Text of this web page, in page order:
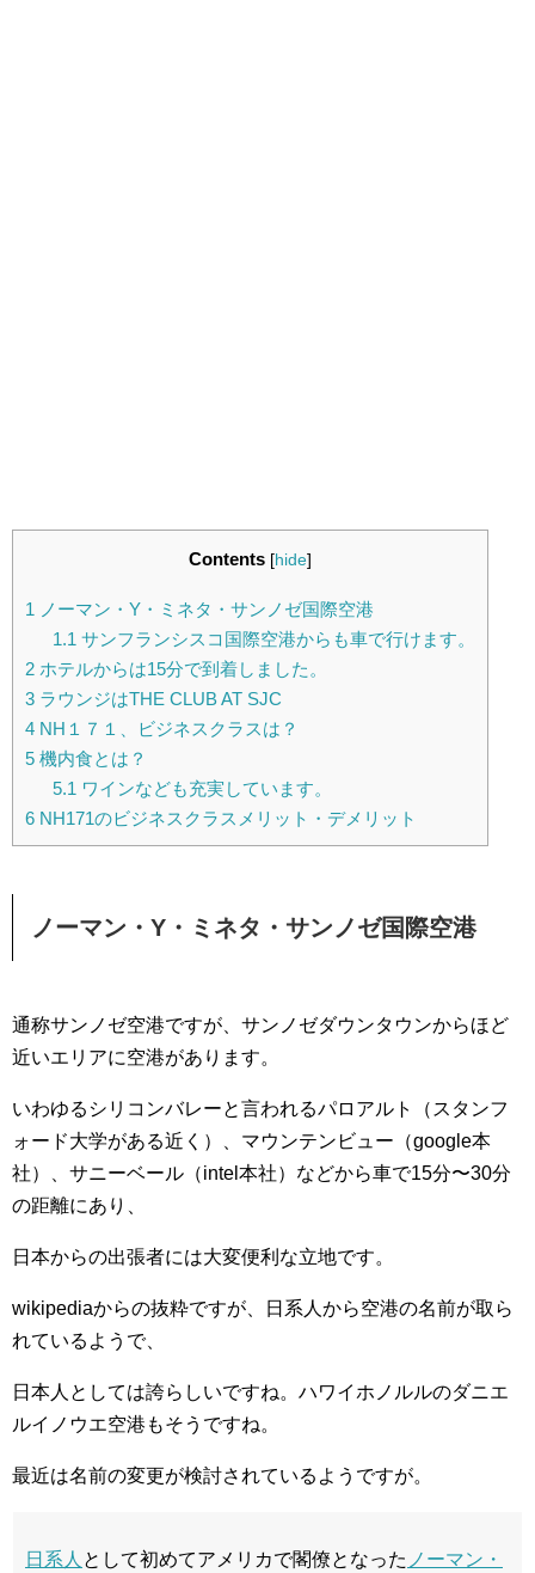
Contents [hide]
1 ノーマン・Y・ミネタ・サンノゼ国際空港
1.1 サンフランシスコ国際空港からも車で行けます。
2 ホテルからは15分で到着しました。
3 ラウンジはTHE CLUB AT SJC
4 NH１７１、ビジネスクラスは？
5 機内食とは？
5.1 ワインなども充実しています。
6 NH171のビジネスクラスメリット・デメリット
ノーマン・Y・ミネタ・サンノゼ国際空港
通称サンノゼ空港ですが、サンノゼダウンタウンからほど
近いエリアに空港があります。
いわゆるシリコンバレーと言われるパロアルト（スタンフ
ォード大学がある近く）、マウンテンビュー（google本
社）、サニーベール（intel本社）などから車で15分〜30分
の距離にあり、
日本からの出張者には大変便利な立地です。
wikipediaからの抜粋ですが、日系人から空港の名前が取ら
れているようで、
日本人としては誇らしいですね。ハワイホノルルのダニエ
ルイノウエ空港もそうですね。
最近は名前の変更が検討されているようですが。
日系人 として初めてアメリカで閣僚となった ノーマン・